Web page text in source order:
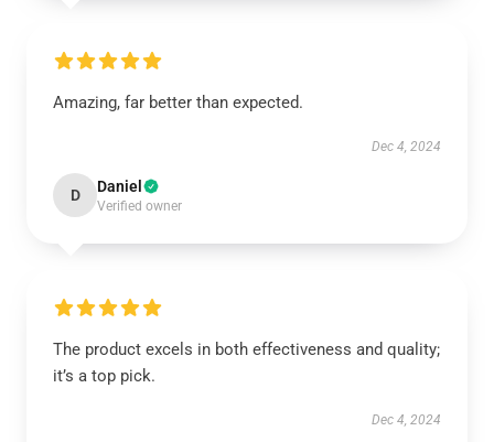
Amazing, far better than expected.
Dec 4, 2024
D Daniel
Verified owner
The product excels in both effectiveness and quality;
it’s a top pick.
Dec 4, 2024